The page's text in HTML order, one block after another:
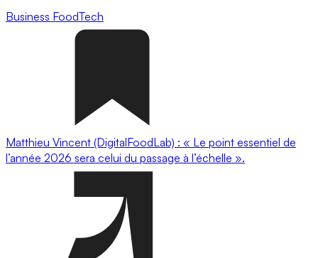
Business FoodTech
Matthieu Vincent (DigitalFoodLab) : « Le point essentiel de
l’année 2026 sera celui du passage à l’échelle ».